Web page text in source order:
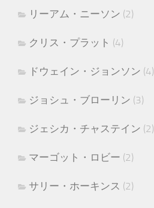
リーアム・ニーソン (2)
クリス・プラット (4)
ドウェイン・ジョンソン (4)
ジョシュ・ブローリン (3)
ジェシカ・チャステイン (2)
マーゴット・ロビー (2)
サリー・ホーキンス (2)